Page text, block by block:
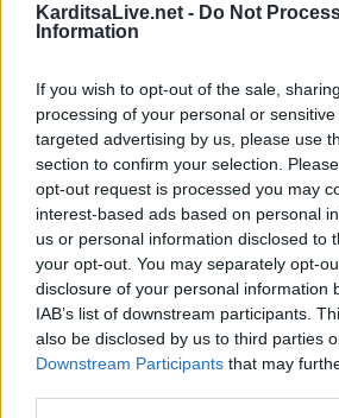
KarditsaLive.net - Do Not
Information
If you wish to opt-out of the sale,
processing of your personal or
targeted advertising by us, please use
section to confirm your selection.
opt-out request is processed you may
interest-based ads based on personal
us or personal information disclosed to
your opt-out. You may separately opt-
disclosure of your personal information
IAB’s list of downstream participants.
also be disclosed by us to third parties
Downstream Participants that may
Ιερά Μητρόπολη:
εκκλησιασμών 26 και 27
Ο Σεβασμιώτατος Μητροπολίτης
εσπέρας του Σαββάτου της
2025 και ώρα 7:00΄μ.μ., θα